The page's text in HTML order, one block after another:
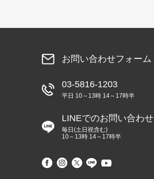
お問い合わせフォーム
03-5816-1203
平日 10～13時 14～17時半
LINEでのお問い合わせ
毎日(土日祝含む)
10～13時 14～17時半